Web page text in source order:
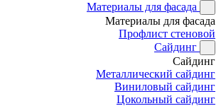
Материалы для фасада
Материалы для фасада
Профлист стеновой
Сайдинг
Сайдинг
Металлический сайдинг
Виниловый сайдинг
Цокольный сайдинг